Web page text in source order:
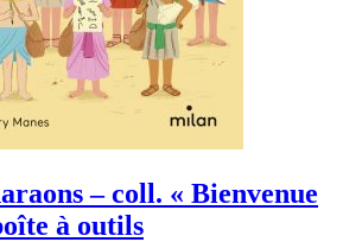
– coll. « Bienvenue
à outils